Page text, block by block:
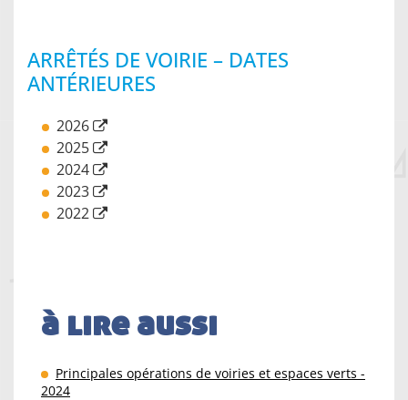
ARRÊTÉS DE VOIRIE – DATES
ANTÉRIEURES
2026
2025
2024
2023
2022
à lire aussi
Principales opérations de voiries et espaces verts -
2024